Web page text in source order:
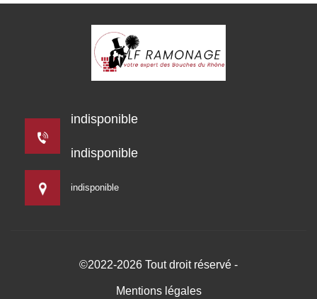
indisponible
indisponible
indisponible
©2022-2026 Tout droit réservé -
Mentions légales